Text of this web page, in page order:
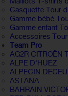
Casquette Tour
Gamme bébé
Gamme enfant
Accessoires
Team Pro
AG2R CITROËN
ALPE D'HUEZ
ALPECIN
ASTANA
BAHRAIN